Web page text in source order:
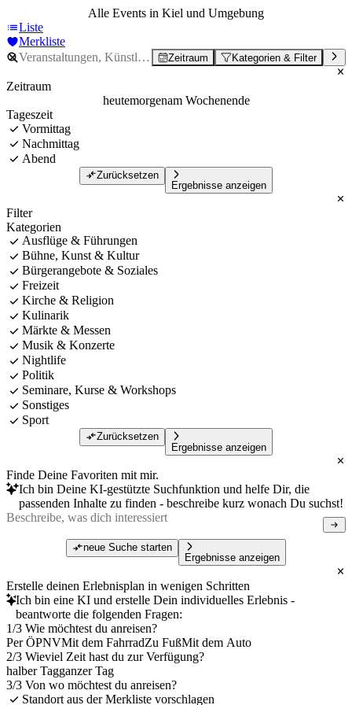
Alle Events in Kiel und Umgebung
Liste
Merkliste
Zeitraum Kategorien & Filter
Zeitraum
heutemorgenam Wochenende
Tageszeit
Vormittag
Nachmittag
Abend
Zurücksetzen
Ergebnisse anzeigen
Filter
Kategorien
Ausflüge & Führungen
Bühne, Kunst & Kultur
Bürgerangebote & Soziales
Freizeit
Kirche & Religion
Kulinarik
Märkte & Messen
Musik & Konzerte
Nightlife
Politik
Seminare, Kurse & Workshops
Sonstiges
Sport
Zurücksetzen
Ergebnisse anzeigen
Finde Deine Favoriten mit mir.
Ich bin Deine KI-gestützte Suchfunktion und helfe Dir, die
passenden Inhalte zu finden - beschreibe kurz wonach Du suchst!
neue Suche starten
Ergebnisse anzeigen
Erstelle deinen Erlebnisplan in wenigen Schritten
Ich bin eine KI und erstelle Dein individuelles Erlebnis -
beantworte die folgenden Fragen:
1/3 Wie möchtest du anreisen?
Per ÖPNVMit dem FahrradZu FußMit dem Auto
2/3 Wieviel Zeit hast du zur Verfügung?
halber Tagganzer Tag
3/3 Von wo möchtest du anreisen?
Standort aus der Merkliste vorschlagen